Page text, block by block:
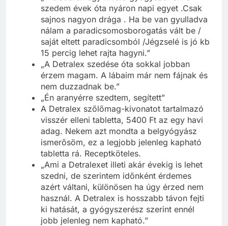
szedem évek óta nyáron napi egyet .Csak
sajnos nagyon drága . Ha be van gyulladva
nálam a paradicsomosborogatás vált be /
saját eltett paradicsomból /Jégzselé is jó kb
15 percig lehet rajta hagyni.”
„A Detralex szedése óta sokkal jobban
érzem magam. A lábaim már nem fájnak és
nem duzzadnak be.”
„Én aranyérre szedtem, segített”
A Detralex szőlőmag-kivonatot tartalmazó
visszér elleni tabletta, 5400 Ft az egy havi
adag. Nekem azt mondta a belgyógyász
ismerősöm, ez a legjobb jelenleg kapható
tabletta rá. Receptköteles.
„Ami a Detralexet illeti akár évekig is lehet
szedni, de szerintem időnként érdemes
azért váltani, különösen ha úgy érzed nem
használ. A Detralex is hosszabb távon fejti
ki hatását, a gyógyszerész szerint ennél
jobb jelenleg nem kapható.”